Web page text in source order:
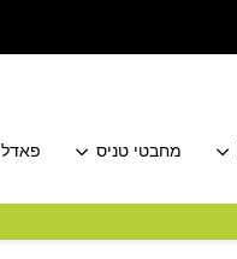
מחבטי טניס פאדל